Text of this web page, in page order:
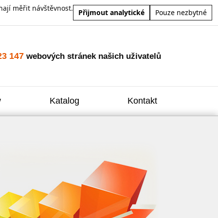
měřit návštěvnost.
Přijmout analytické Pouze nezbytné
147 webových stránek našich uživatelů
Katalog Kontakt